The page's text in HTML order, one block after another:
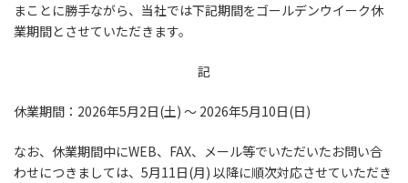
まことに勝手ながら、当社では下記期間をゴールデンウイーク休
業期間とさせていただきます。
記
休業期間：2026年5月2日(土) ～ 2026年5月10日(日)
なお、休業期間中にWEB、FAX、メール等でいただいたお問い合
わせにつきましては、5月11日(月) 以降に順次対応させていただき